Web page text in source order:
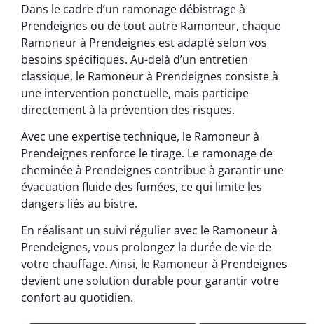
Dans le cadre d’un ramonage débistrage à
Prendeignes ou de tout autre Ramoneur, chaque
Ramoneur à Prendeignes est adapté selon vos
besoins spécifiques. Au-delà d’un entretien
classique, le Ramoneur à Prendeignes consiste à
une intervention ponctuelle, mais participe
directement à la prévention des risques.
Avec une expertise technique, le Ramoneur à
Prendeignes renforce le tirage. Le ramonage de
cheminée à Prendeignes contribue à garantir une
évacuation fluide des fumées, ce qui limite les
dangers liés au bistre.
En réalisant un suivi régulier avec le Ramoneur à
Prendeignes, vous prolongez la durée de vie de
votre chauffage. Ainsi, le Ramoneur à Prendeignes
devient une solution durable pour garantir votre
confort au quotidien.